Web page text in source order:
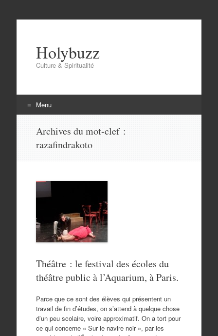
Holybuzz
Culture & Spiritualité
Menu
contenu
Archives du mot-clef :
razafindrakoto
Théâtre : le festival des écoles du
théâtre public à l’Aquarium, à Paris.
Parce que ce sont des élèves qui présentent un
travail de fin d’études, on s’attend à quelque chose
d’un peu scolaire, voire approximatif. On a tort pour
ce qui concerne « Sur le navire noir », par les